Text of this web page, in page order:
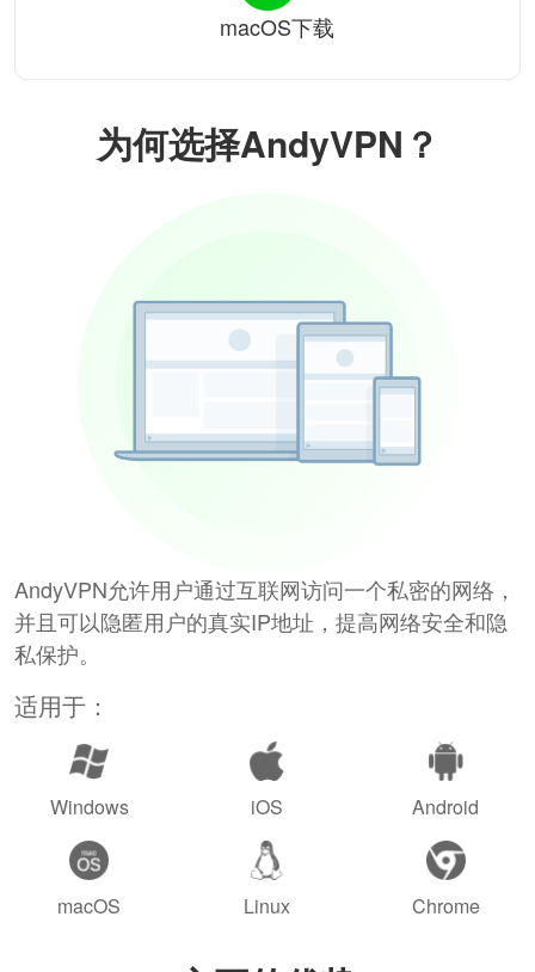
为何选择AndyVPN？
AndyVPN允许用户通过互联网访问一个私密的网络，
并且可以隐匿用户的真实IP地址，提高网络安全和隐
私保护。
适用于：
Windows iOS Android
macOS Linux Chrome
macOS下载